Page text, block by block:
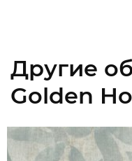
Другие
Golden